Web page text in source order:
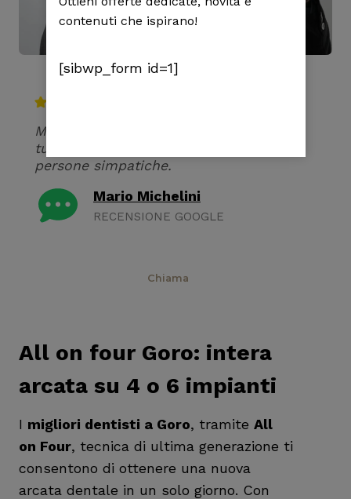
Mi sono trovato molto bene. Ho rifatto
tutta la bocca sopra, ottimo lavoro e
persone simpatiche.
Mario Michelini
RECENSIONE GOOGLE
Chiama
All on four Goro: intera
arcata su 4 o 6 impianti
I migliori dentisti a Goro, tramite All
on Four, tecnica di ultima generazione ti
consentono di ottenere una nuova
arcata dentale in un solo giorno. Con
contenuti che ispirano!
[sibwp_form id=1]